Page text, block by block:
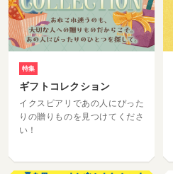
特集
ギフトコレクション
イクスピアリであの人にぴった
りの贈りものを見つけてくださ
い！